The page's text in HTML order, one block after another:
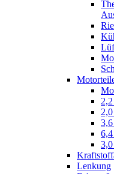
Lenkung